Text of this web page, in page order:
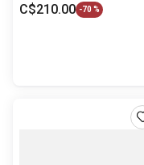
C$210.00 -70 %